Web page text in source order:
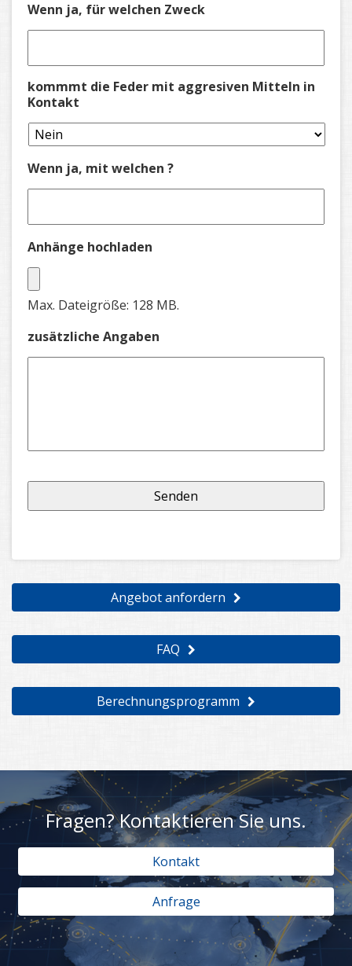
Wenn ja, für welchen Zweck
kommmt die Feder mit aggresiven Mitteln in
Kontakt
Wenn ja, mit welchen ?
Anhänge hochladen
Max. Dateigröße: 128 MB.
zusätzliche Angaben
Angebot anfordern
FAQ
Berechnungsprogramm
Fragen? Kontaktieren Sie uns.
Kontakt
Anfrage